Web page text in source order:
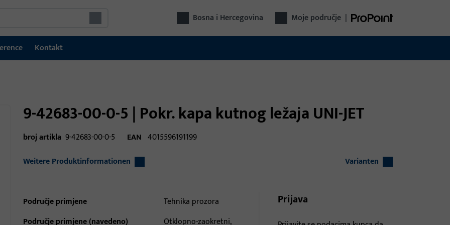
Bosna i Hercegovina Moje područje |
Kontakt
9-42683-00-0-5 | Pokr. kapa kutnog ležaja UNI-JET
broj artikla 9-42683-00-0-5 EAN 4015596191199
Weitere Produktinformationen
Varianten
Područje primjene
Tehnika prozora
Područje primjene (navedeno)
Otklopno-zaokretni,
Prijava